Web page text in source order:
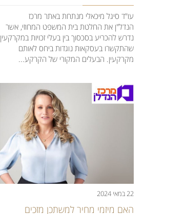
עו"ד סיגל מיכאלי מנתחת באתר מרכז
הנדל"ן את החלטת בית המשפט המחוזי, אשר
נדרש להכריע בסכסוך בין בעלי זכויות במקרקעין
שהתקשרו בעסקאות נוגדות ביחס לאותם
מקרקעין. הבעלים המקורי של הקרקע...
22 במאי 2024
האם מיזמי מחיר למשתכן מזכים